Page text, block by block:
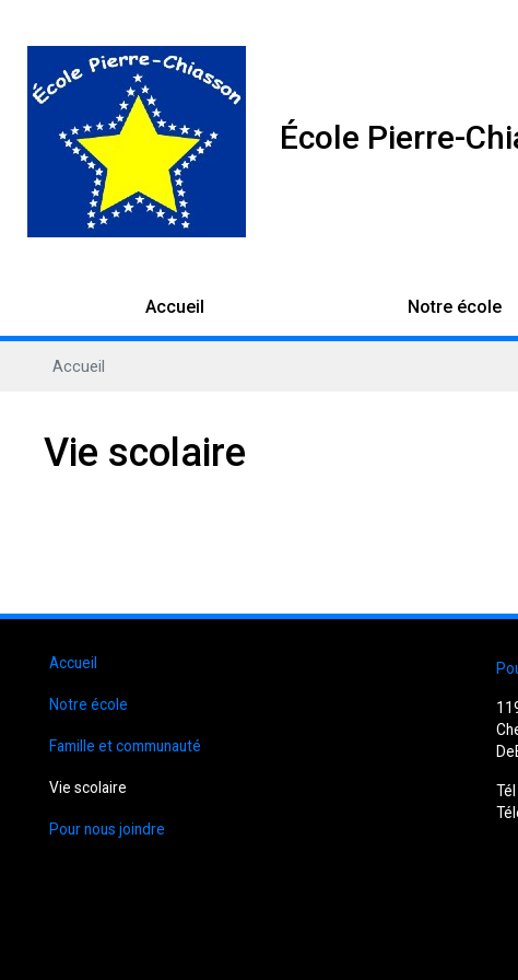
École Pierre-
Accueil Notre école
Accueil
Vie scolaire
Accueil
Notre école
Famille et communauté
Vie scolaire
Pour nous joindre